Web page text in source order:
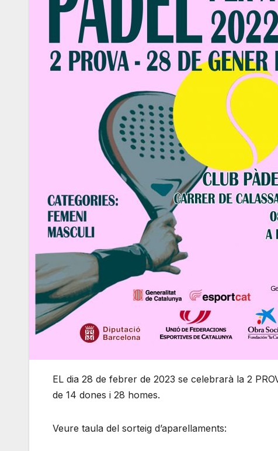
EL dia 28 de febrer de 2023 se celebrarà la 2
de 14 dones i 28 homes.
Veure taula del sorteig d’aparellaments: